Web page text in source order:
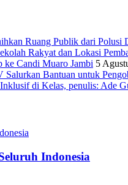
Ruang Publik dari Polusi
Rakyat dan Lokasi
Candi Muaro Jambi 5
Bantuan untuk
di Kelas, penulis: Ade
Indonesia